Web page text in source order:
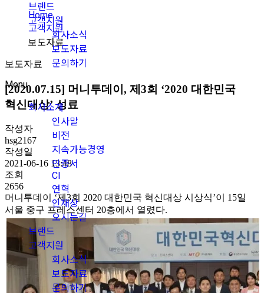
브랜드
고객지원
회사소식
보도자료
문의하기
Menu
회사소개
인사말
비전
지속가능경영
인증서
CI
연혁
인재상
오시는길
브랜드
고객지원
회사소식
보도자료
문의하기
Home
고객지원
보도자료
보도자료
[2020.07.15] 머니투데이, 제3회 ‘2020 대한민국
혁신대상’ 성료
작성자
hsg2167
작성일
2021-06-16 13:48
조회
2656
머니투데이 ‘제3회 2020 대한민국 혁신대상 시상식’이 15일
서울 중구 프레스센터 20층에서 열렸다.